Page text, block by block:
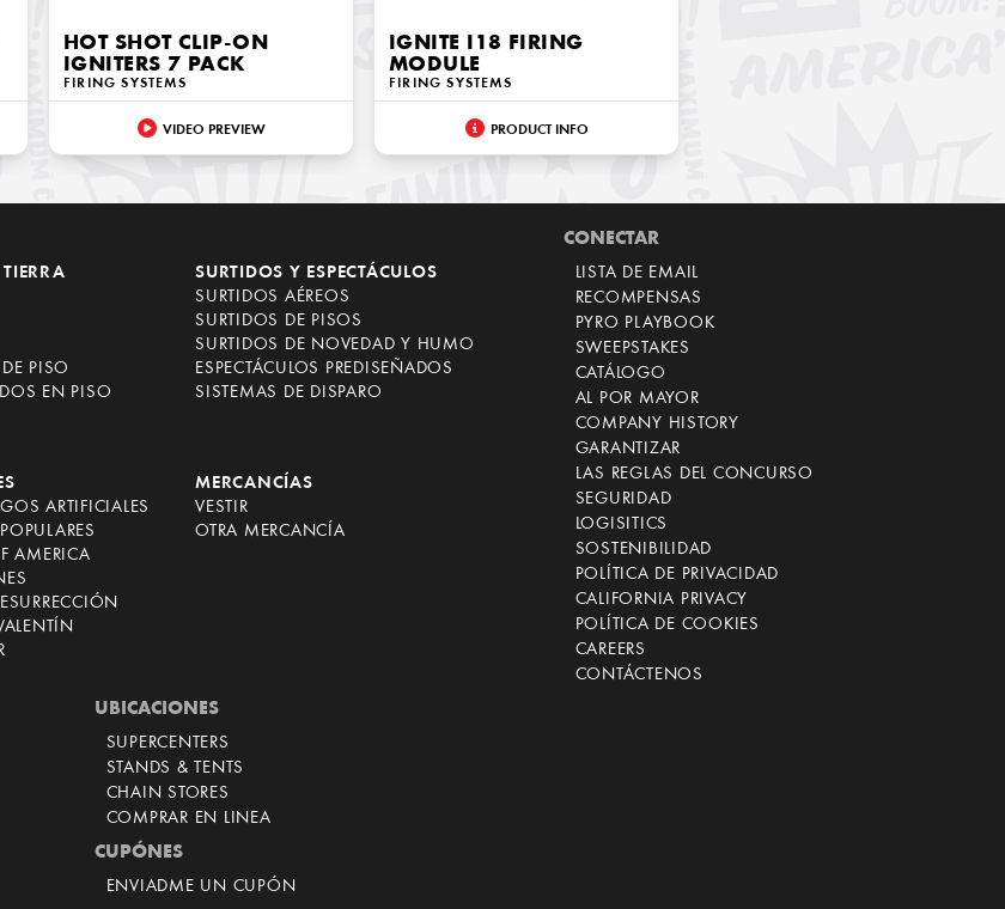
HOT SHOT CLIP-ON
IGNITERS 7 PACK
FIRING SYSTEMS
VIDEO PREVIEW
IGNITE I18 FIRING
MODULE
FIRING SYSTEMS
PRODUCT INFO
PISO
EN PISO
SURTIDOS Y ESPECTÁCULOS
SURTIDOS AÉREOS
SURTIDOS DE PISOS
SURTIDOS DE NOVEDAD Y HUMO
ESPECTÁCULOS PREDISEÑADOS
SISTEMAS DE DISPARO
ARTIFICIALES
AMERICA
MERCANCÍAS
VESTIR
OTRA MERCANCÍA
CONECTAR
LISTA DE EMAIL
RECOMPENSAS
PYRO PLAYBOOK
SWEEPSTAKES
CATÁLOGO
AL POR MAYOR
COMPANY HISTORY
GARANTIZAR
LAS REGLAS DEL CONCURSO
SEGURIDAD
LOGISITICS
SOSTENIBILIDAD
POLÍTICA DE PRIVACIDAD
CALIFORNIA PRIVACY
POLÍTICA DE COOKIES
CAREERS
CONTÁCTENOS
UBICACIONES
SUPERCENTERS
STANDS & TENTS
CHAIN STORES
COMPRAR EN LINEA
CUPÓNES
ENVIADME UN CUPÓN